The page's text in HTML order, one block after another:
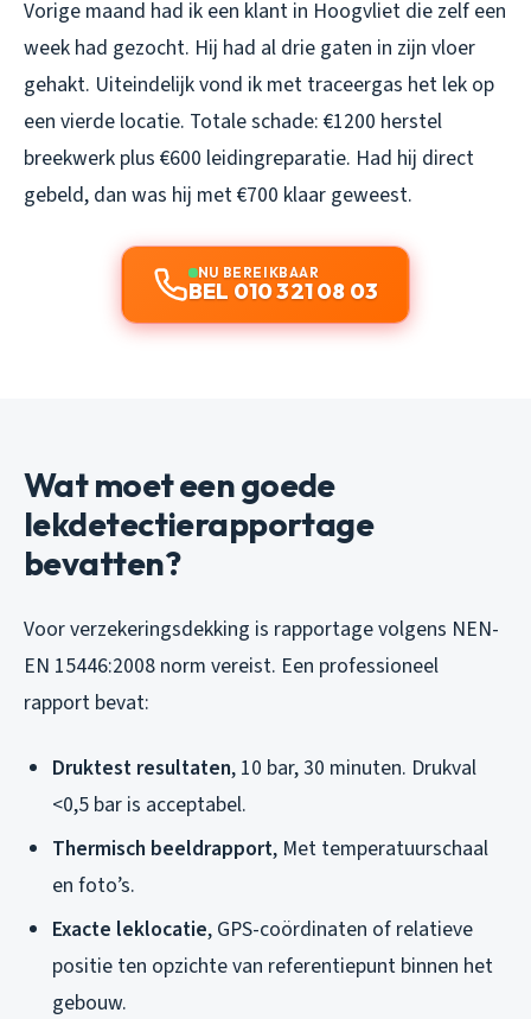
Vorige maand had ik een klant in Hoogvliet die zelf een
week had gezocht. Hij had al drie gaten in zijn vloer
gehakt. Uiteindelijk vond ik met traceergas het lek op
een vierde locatie. Totale schade: €1200 herstel
breekwerk plus €600 leidingreparatie. Had hij direct
gebeld, dan was hij met €700 klaar geweest.
NU BEREIKBAAR
BEL 010 321 08 03
Wat moet een goede
lekdetectierapportage
bevatten?
Voor verzekeringsdekking is rapportage volgens NEN-
EN 15446:2008 norm vereist. Een professioneel
rapport bevat:
Druktest resultaten, 10 bar, 30 minuten. Drukval
<0,5 bar is acceptabel.
Thermisch beeldrapport, Met temperatuurschaal
en foto’s.
Exacte leklocatie, GPS-coördinaten of relatieve
positie ten opzichte van referentiepunt binnen het
gebouw.